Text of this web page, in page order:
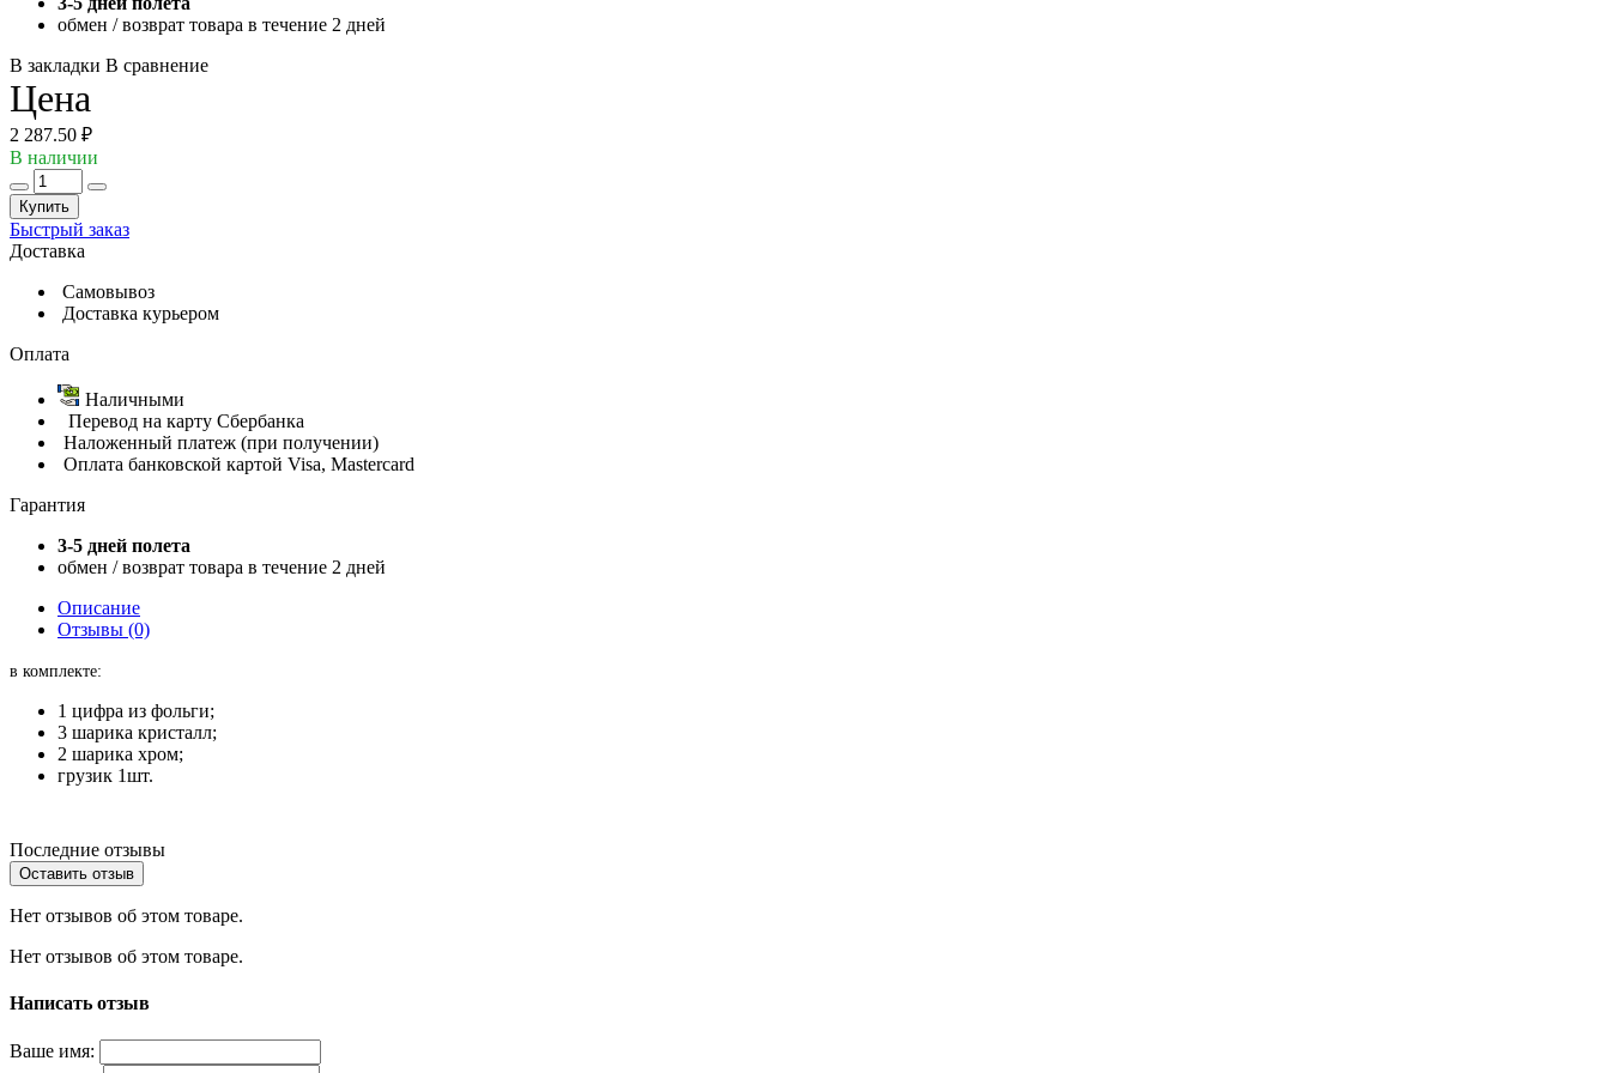
обмен / возврат товара в течение 2 дней
В закладки В сравнение
Цена
2 287.50 ₽
В наличии
Купить
Быстрый заказ
Доставка
Самовывоз
Доставка курьером
Оплата
Наличными
Перевод на карту Сбербанка
Наложенный платеж (при получении)
Оплата банковской картой Visa, Mastercard
Гарантия
3-5 дней полета
обмен / возврат товара в течение 2 дней
Описание
Отзывы (0)
в комплекте:
1 цифра из фольги;
3 шарика кристалл;
2 шарика хром;
грузик 1шт.
Последние отзывы
Оставить отзыв
Нет отзывов об этом товаре.
Нет отзывов об этом товаре.
Написать отзыв
Ваше имя: